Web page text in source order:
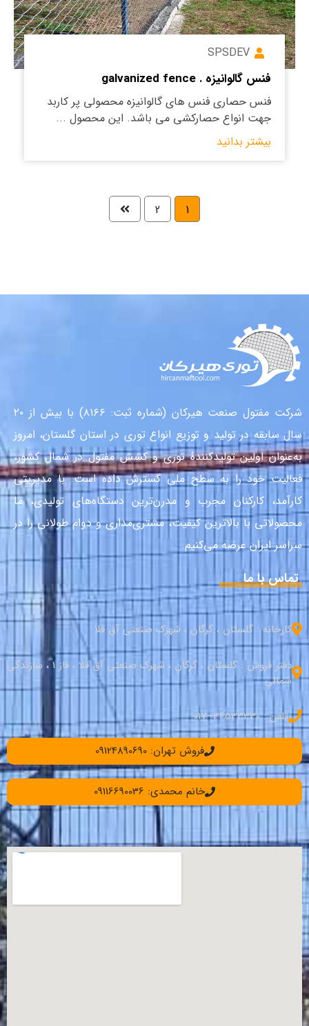
SPSDEV
فنس گالوانیزه . galvanized fence
فنس حصاری فنس های گالوانیزه محصولی پر کاربد
جهت انواع حصارکشی می باشد. این محصول ...
بیشتر بدانید
1
2
شرکت مفتول صنعت هیرکان (شماره ثبت: ۸۱۶۶) با بیش از ۲۰
سال سابقه در تولید و توزیع انواع توری در استان گلستان، امروز
به‌عنوان اولین تولیدکنندهٔ توری و کشش مفتول در شمال کشور،
فعالیت خود را به سطح ملی گسترش داده است. با مدیریتی
کارآمد، کارکنان مجرب و مدرن‌ترین دستگاه‌های تولیدی، ما
محصولاتی با بالاترین کیفیت، مشتری‌مداری و دوام طولانی را در
سراسر ایران عرضه می‌کنیم.
تماس با ما
کارخانه : گلستان ، گرگان ، شهرک صنعتی آق قلا
دفتر فروش : گلستان ، گرگان ، شهرک صنعتی آق قلا ، فاز 1 ، سازندگی
شمالی
تلفن : 34533330–017
فروش تهران: 09124890690
خانم محمدی: 09116690036